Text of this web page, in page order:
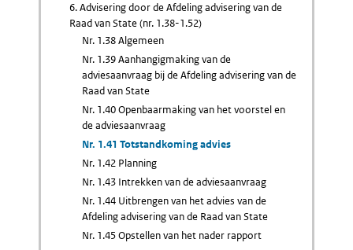
6. Advisering door de Afdeling advisering van de
Raad van State (nr. 1.38-1.52)
Nr. 1.38 Algemeen
Nr. 1.39 Aanhangigmaking van de
adviesaanvraag bij de Afdeling advisering van de
Raad van State
Nr. 1.40 Openbaarmaking van het voorstel en
de adviesaanvraag
Nr. 1.41 Totstandkoming advies
Nr. 1.42 Planning
Nr. 1.43 Intrekken van de adviesaanvraag
Nr. 1.44 Uitbrengen van het advies van de
Afdeling advisering van de Raad van State
Nr. 1.45 Opstellen van het nader rapport